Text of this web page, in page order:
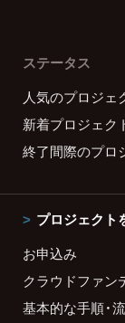
ステータス
人気のプロジェ
新着プロジェク
終了間際のプロ
プロジェクト
お申込み
クラウドファン
基本的な手順・